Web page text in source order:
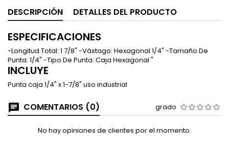
DESCRIPCIÓN DETALLES DEL PRODUCTO
ESPECIFICACIONES
-Longitud Total: 1 7/8" -Vástago: Hexagonal 1/4" -Tamaño De
Punta: 1/4" -Tipo De Punta: Caja Hexagonal "
INCLUYE
Punta caja 1/4" x 1-7/8" uso industrial
COMENTARIOS (0) grado
No hay opiniones de clientes por el momento.